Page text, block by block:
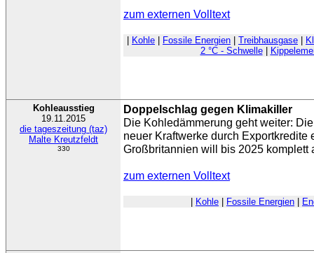
zum externen Volltext
Kohle Fossile Energien Treibhausgase
2 °C - Schwelle|
Kohleausstieg
19.11.2015
die tageszeitung (taz)
Malte Kreutzfeldt
330
Doppelschlag gegen Klimakiller
Die Kohledämmerung geht weiter:
neuer Kraftwerke durch Exportkredite
Großbritannien will bis 2025 komplett
zum externen Volltext
Kohle Fossile Energien